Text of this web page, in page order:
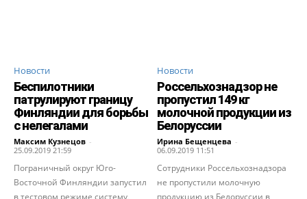
Новости
Беспилотники
патрулируют границу
Финляндии для борьбы
с нелегалами
Максим Кузнецов -
25.09.2019 21:59
Пограничный округ Юго-
Восточной Финляндии запустил
в тестовом режиме систему,
Новости
Россельхознадзор не
пропустил 149 кг
молочной продукции из
Белоруссии
Ирина Бещенцева -
06.09.2019 11:51
Сотрудники Россельхознадзора
не пропустили молочную
продукцию из Белоруссии в